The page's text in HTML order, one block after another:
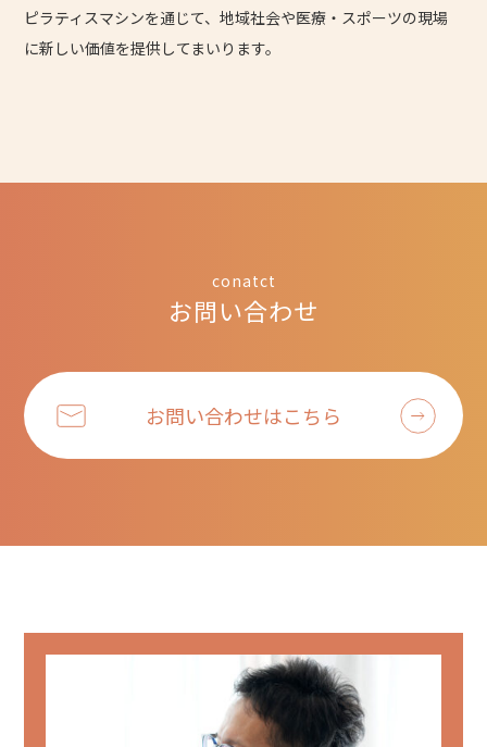
ピラティスマシンを通じて、地域社会や医療・スポーツの現場
に新しい価値を提供してまいります。
conatct
お問い合わせ
お問い合わせはこちら